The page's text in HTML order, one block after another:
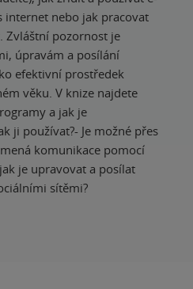
internet nebo jak pracovat
Zvláštní pozornost je
úpravám a posílání
efektivní prostředek
věku. V knize najdete
a jak je
ji používat?- Je možné přes
komunikace pomocí
je upravovat a posílat
sítěmi?